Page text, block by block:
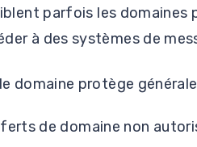
parfois les domaines
à des systèmes de
domaine protège
de domaine non